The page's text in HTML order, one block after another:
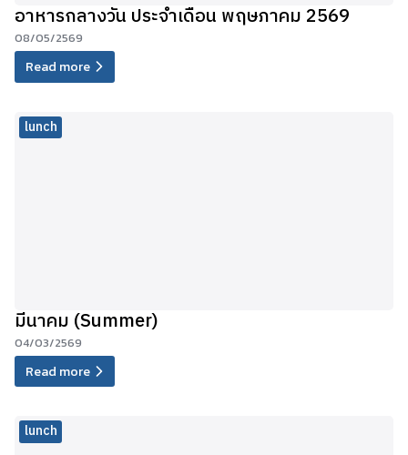
อาหารกลางวัน ประจำเดือน พฤษภาคม 2569
08/05/2569
Read more
lunch
มีนาคม (Summer)
04/03/2569
Read more
lunch